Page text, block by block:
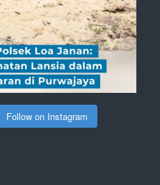
Follow on Instagram